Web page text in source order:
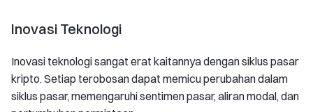
Inovasi Teknologi
Inovasi teknologi sangat erat kaitannya dengan siklus pasar
kripto. Setiap terobosan dapat memicu perubahan dalam
siklus pasar, memengaruhi sentimen pasar, aliran modal, dan